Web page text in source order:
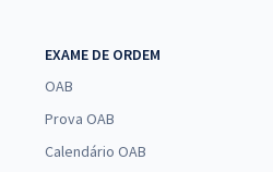
EXAME DE ORDEM
OAB
Prova OAB
Calendário OAB